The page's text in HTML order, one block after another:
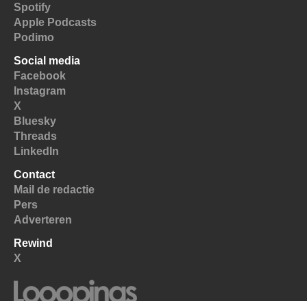
Spotify
Apple Podcasts
Podimo
Social media
Facebook
Instagram
X
Bluesky
Threads
LinkedIn
Contact
Mail de redactie
Pers
Adverteren
Rewind
X